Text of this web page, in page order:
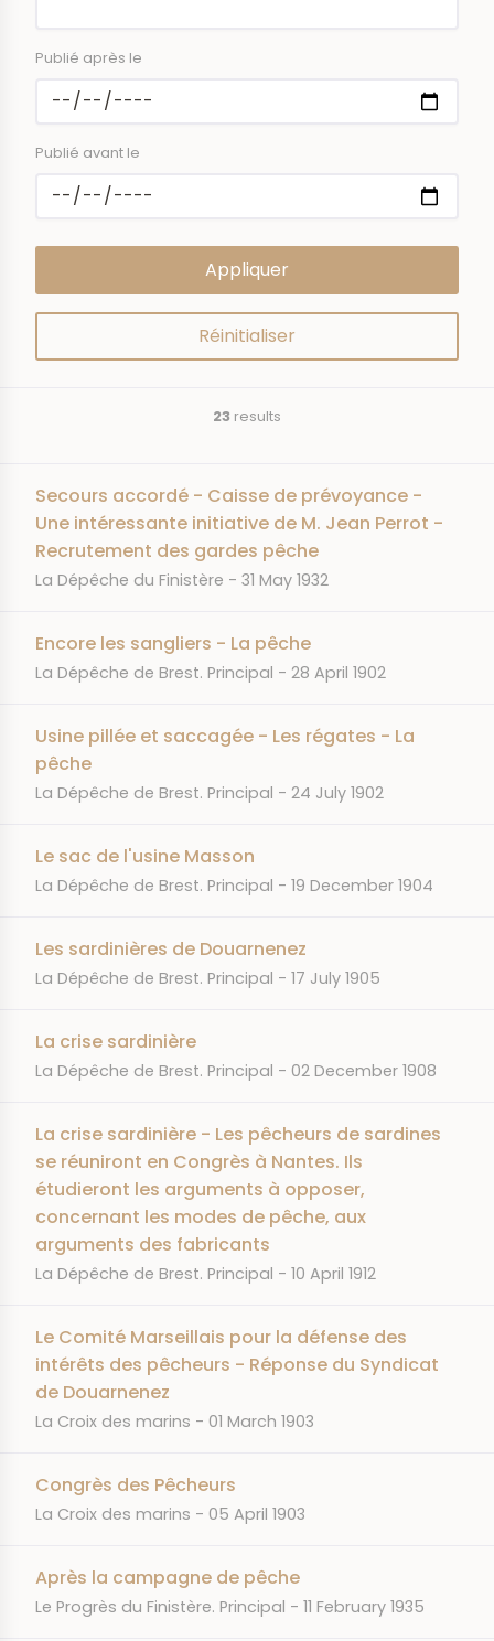
Publié après le
Publié avant le
23 results
Secours accordé - Caisse de prévoyance -
Une intéressante initiative de M. Jean Perrot -
Recrutement des gardes pêche
JOURNAL
La Dépêche du Finistère DATE
31 May 1932
Encore les sangliers - La pêche
JOURNAL
La Dépêche de Brest. Principal DATE
28 April 1902
Usine pillée et saccagée - Les régates - La
pêche
JOURNAL
La Dépêche de Brest. Principal DATE
24 July 1902
Le sac de l'usine Masson
JOURNAL
La Dépêche de Brest. Principal DATE
19 December 1904
Les sardinières de Douarnenez
JOURNAL
La Dépêche de Brest. Principal DATE
17 July 1905
La crise sardinière
JOURNAL
La Dépêche de Brest. Principal DATE
02 December 1908
La crise sardinière - Les pêcheurs de sardines
se réuniront en Congrès à Nantes. Ils
étudieront les arguments à opposer,
concernant les modes de pêche, aux
arguments des fabricants
JOURNAL
La Dépêche de Brest. Principal DATE
10 April 1912
Le Comité Marseillais pour la défense des
intérêts des pêcheurs - Réponse du Syndicat
de Douarnenez
JOURNAL
La Croix des marins DATE
01 March 1903
Congrès des Pêcheurs
JOURNAL
La Croix des marins DATE
05 April 1903
Après la campagne de pêche
JOURNAL
Le Progrès du Finistère. Principal DATE
11 February 1935